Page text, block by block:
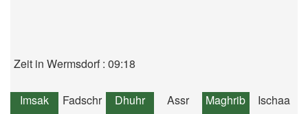
Zeit in Wermsdorf : 09:18
Imsak Fadschr Dhuhr Assr Maghrib Ischaa